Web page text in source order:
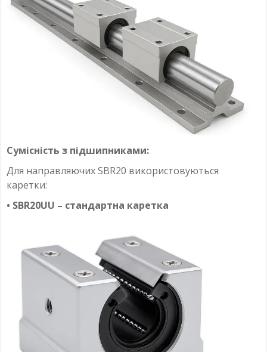
Сумісність з підшипниками:
Для направляючих SBR20 використовуються
каретки:
• SBR20UU – стандартна каретка